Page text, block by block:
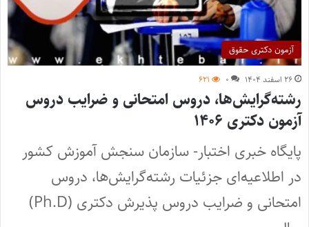
آزمون دکتری حقوق
۲۶ اسفند ۱۴۰۴ ۰ ۶۲۱
رشته‌گرایش‌ها، دروس امتحانی و ضرایب دروس
آزمون دکتری ۱۴۰۶
پایگاه خبری اختبار- سازمان سنجش آموزش کشور
در اطلاعیه‌ای جزئیات رشته‌گرایش‌ها، دروس
امتحانی و ضرایب دروس پذیرش دکتری (Ph.D)